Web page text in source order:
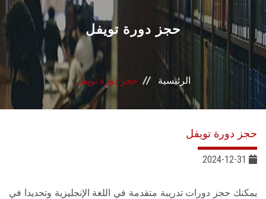
القطاعـات
الشئون الأكاديمية
البحث العلمي
الأنظمة الذكية
حجز دورة تويفل
الرئيسية حجز دورة تويفل
حجز دورة تويفل
يمكنك حجز دورات تدريبة متقدمة في اللغة الإنجليزية وتحديدا في